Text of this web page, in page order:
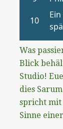
Was
Blick
Studio!
dies
spricht mit
Sinne